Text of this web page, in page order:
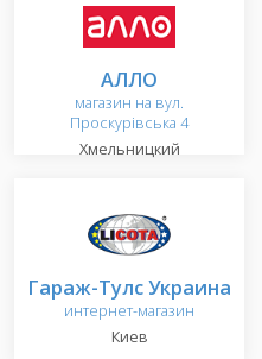
АЛЛО
магазин на вул.
Проскурівська 4
Хмельницкий
Гараж-Тулс Украина
интернет-магазин
Киев